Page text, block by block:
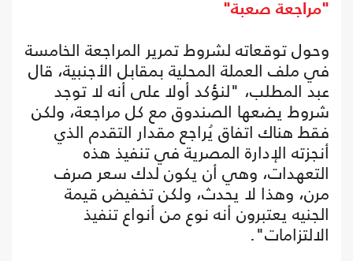
"مراجعة صعبة"
وحول توقعاته لشروط تمرير المراجعة الخامسة
في ملف العملة المحلية بمقابل الأجنبية، قال
عبد المطلب، "لنؤكد أولا على أنه لا توجد
شروط يضعها الصندوق مع كل مراجعة، ولكن
فقط هناك اتفاق يُراجع مقدار التقدم الذي
أنجزته الإدارة المصرية في تنفيذ هذه
التعهدات، وهي أن يكون لدك سعر صرف
مرن، وهذا لا يحدث، ولكن تخفيض قيمة
الجنيه يعتبرون أنه نوع من أنواع تنفيذ
الالتزامات".